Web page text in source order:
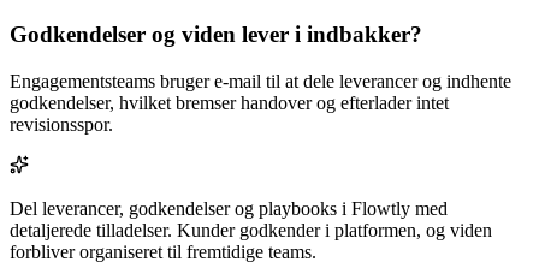
Godkendelser og viden lever i indbakker?
Engagementsteams bruger e-mail til at dele leverancer og indhente
godkendelser, hvilket bremser handover og efterlader intet
revisionsspor.
Del leverancer, godkendelser og playbooks i Flowtly med
detaljerede tilladelser. Kunder godkender i platformen, og viden
forbliver organiseret til fremtidige teams.